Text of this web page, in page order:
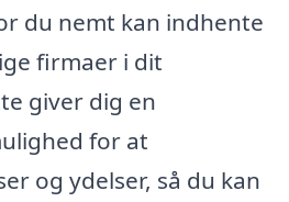
du nemt kan indhente
firmaer i dit
giver dig en
for at
og ydelser, så du kan